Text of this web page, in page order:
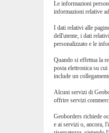
Le informazioni
informazioni relative
I dati relativi alle
dell'utente, i dati
personalizzato e le
Quando si effettua la
posta elettronica su
include un
Alcuni servizi di
offrire servizi
Geoborders richiede
e ai servizi o, ancora,